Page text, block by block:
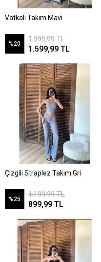
Vatkalı Takım Mavi
%20
1.999,99 TL
1.599,99 TL
Çizgili Straplez Takım Gri
%25
1.199,99 TL
899,99 TL